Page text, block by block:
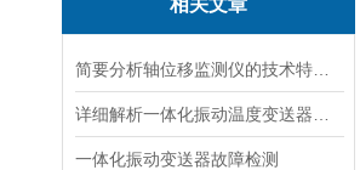
相关文章
一体化振动变送器故障检测